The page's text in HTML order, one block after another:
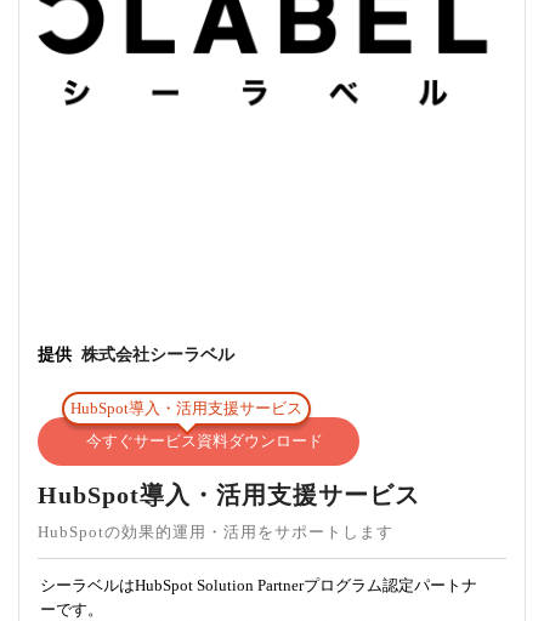
提供 株式会社シーラベル
HubSpot導入・活用支援サービス
今すぐサービス資料ダウンロード
HubSpot導入・活用支援サービス
HubSpotの効果的運用・活用をサポートします
シーラベルはHubSpot Solution Partnerプログラム認定パートナ
ーです。